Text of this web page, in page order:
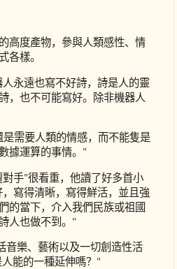
高度產物，參與人類感性、情
各樣。
永遠也寫不好詩，詩是人的靈
，也不可能寫好。除非機器人
需要人類的情感，而不能隻是
據運算的事情。"
手"很看重，他讀了好多首小
寫得清晰，寫得鮮活，並且強
的當下，介入我們民族或祖國
人也做不到。"
音樂、藝術以及一切創造性活
能的一種延伸嗎？"